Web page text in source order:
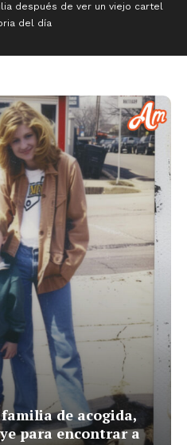
después de ver un viejo cartel
del día
de acogida,
para encontrar a